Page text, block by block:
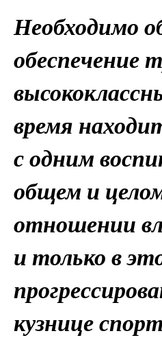
Необходимо
обеспечение
время
с одним
общем и
отношении
и только в
кузнице